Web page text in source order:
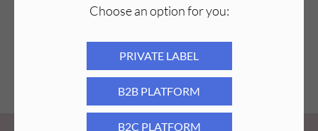
Choose an option for you:
PRIVATE LABEL
B2B PLATFORM
B2C PLATFORM